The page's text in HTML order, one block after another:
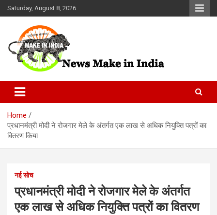
Skip
to
Saturday, August 8, 2026
News Make In india
Home
प्रधानमंत्री मोदी ने रोजगार मेले के अंतर्गत एक लाख से अधिक नियुक्ति पत्रों का
वितरण किया
नई सोच
प्रधानमंत्री मोदी ने रोजगार मेले के अंतर्गत
एक लाख से अधिक नियुक्ति पत्रों का वितरण